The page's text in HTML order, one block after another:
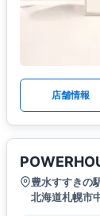
店舗情報
豊水すすきの
北海道札幌市